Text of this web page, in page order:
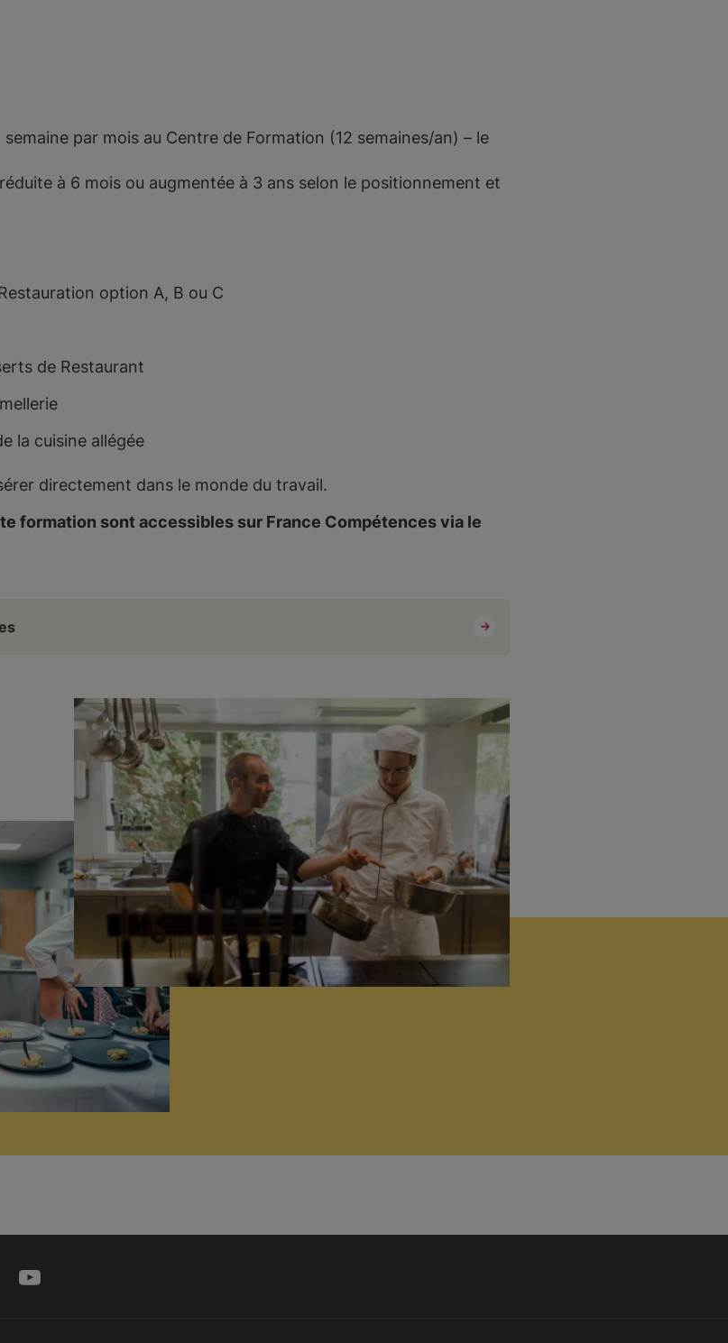
par mois au Centre de Formation (12 semaines/an) – le
à 6 mois ou augmentée à 3 ans selon le positionnement et
option A, B ou C
de Restaurant
la cuisine allégée
directement dans le monde du travail.
formation sont accessibles sur France Compétences via le